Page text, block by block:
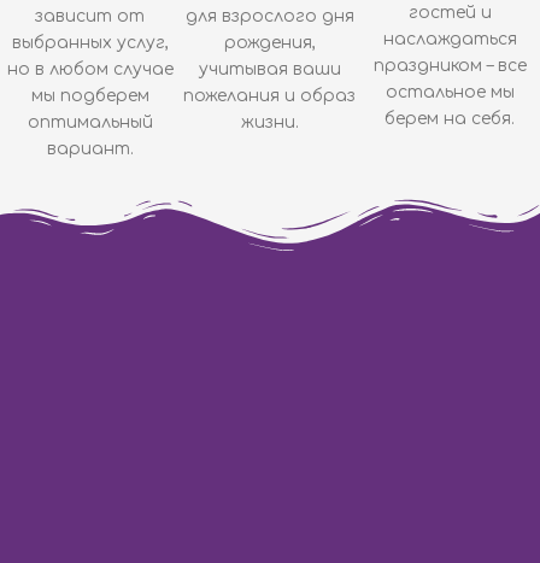
зависит от
выбранных услуг,
но в любом случае
мы подберем
оптимальный
вариант.
для взрослого дня
рождения,
учитывая ваши
пожелания и образ
жизни.
гостей и
наслаждаться
праздником – все
остальное мы
берем на себя.